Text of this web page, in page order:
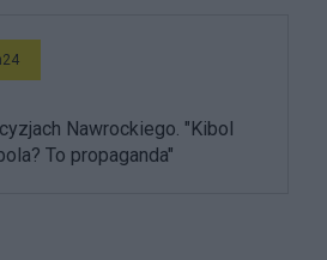
Nawrockiego. "Kibol
To propaganda"